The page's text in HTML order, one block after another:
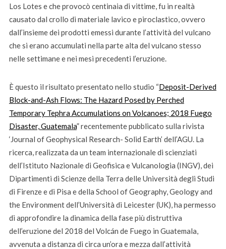
Los Lotes e che provocò centinaia di vittime, fu in realtà
causato dal crollo di materiale lavico e piroclastico, ovvero
dall’insieme dei prodotti emessi durante l’attività del vulcano
che si erano accumulati nella parte alta del vulcano stesso
nelle settimane e nei mesi precedenti l’eruzione.
È questo il risultato presentato nello studio “Deposit-Derived
Block-and-Ash Flows: The Hazard Posed by Perched
Temporary Tephra Accumulations on Volcanoes; 2018 Fuego
Disaster, Guatemala” recentemente pubblicato sulla rivista
‘Journal of Geophysical Research- Solid Earth’ dell’AGU. La
ricerca, realizzata da un team internazionale di scienziati
dell’Istituto Nazionale di Geofisica e Vulcanologia (INGV), dei
Dipartimenti di Scienze della Terra delle Università degli Studi
di Firenze e di Pisa e della School of Geography, Geology and
the Environment dell’Università di Leicester (UK), ha permesso
di approfondire la dinamica della fase più distruttiva
dell’eruzione del 2018 del Volcán de Fuego in Guatemala,
avvenuta a distanza di circa un’ora e mezza dall’attività